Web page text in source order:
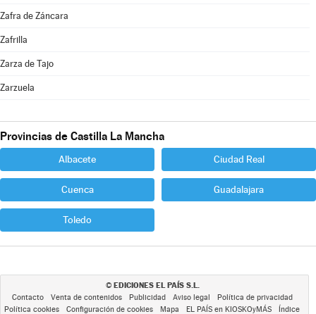
Zafra de Záncara
Zafrilla
Zarza de Tajo
Zarzuela
Provincias de Castilla La Mancha
Albacete Ciudad Real
Cuenca Guadalajara
Toledo
© EDICIONES EL PAÍS S.L.
Contacto Venta de contenidos Publicidad Aviso legal
Política de privacidad
Política cookies
Configuración de cookies Mapa EL PAÍS en KIOSKOyMÁS Índice